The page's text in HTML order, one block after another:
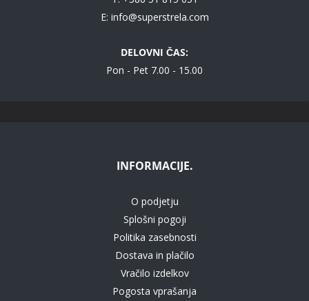
E: info@superstrela.com
DELOVNI ČAS:
Pon - Pet 7.00 - 15.00
INFORMACIJE.
O podjetju
Splošni pogoji
Politika zasebnosti
Dostava in plačilo
Vračilo izdelkov
Pogosta vprašanja